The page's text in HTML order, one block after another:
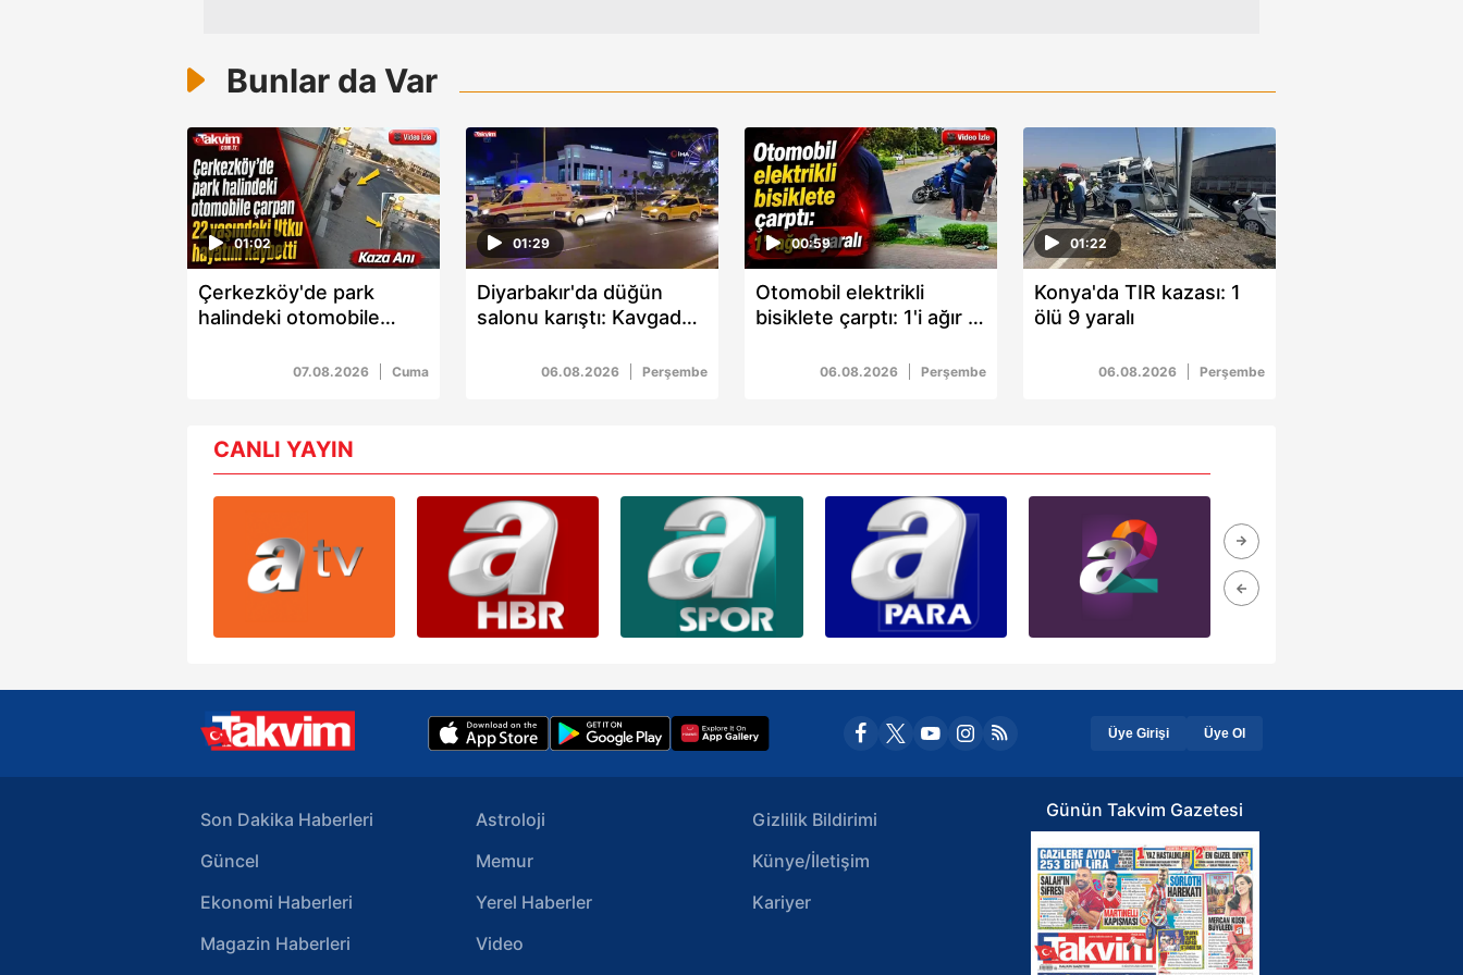
Bunlar da Var
01:02
Çerkezköy'de park
halindeki otomobile
Utku hayatını kaybetti
07.08.2026 Cuma
01:29
Diyarbakır'da düğün
salonu karıştı: Kavgada
06.08.2026 Perşembe
00:59
Otomobil elektrikli
bisiklete çarptı: 1'i ağır 2
06.08.2026 Perşembe
01:22
Konya'da TIR kazası: 1
ölü 9 yaralı
06.08.2026 Perşembe
CANLI YAYIN
Üye Girişi Üye Ol
Son Dakika Haberleri
Güncel
Ekonomi Haberleri
Magazin Haberleri
Astroloji
Memur
Yerel Haberler
Video
Gizlilik Bildirimi
Künye/İletişim
Kariyer
Günün Takvim Gazetesi